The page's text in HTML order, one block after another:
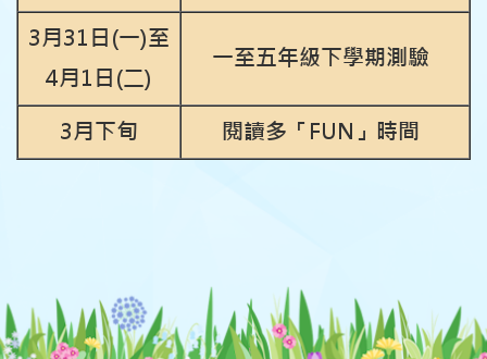
3月31日(一)至
4月1日(二)
一至五年級下學期測驗
3月下旬 閱讀多「FUN」時間